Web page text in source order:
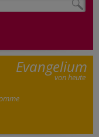
Evangelium
von heute